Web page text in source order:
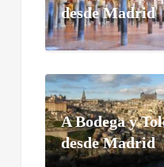
desde Madrid
A Bodega y
desde Madrid